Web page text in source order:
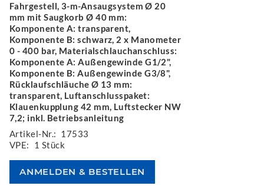
Fahrgestell, 3-m-Ansaugsystem Ø 20
mm mit Saugkorb Ø 40 mm:
Komponente A: transparent,
Komponente B: schwarz, 2 x Manometer
0 - 400 bar, Materialschlauchanschluss:
Komponente A: Außengewinde G1/2",
Komponente B: Außengewinde G3/8",
Rücklaufschläuche Ø 13 mm:
transparent, Luftanschlusspaket:
Klauenkupplung 42 mm, Luftstecker NW
7,2; inkl. Betriebsanleitung
Artikel-Nr.: 17533
VPE:
1 Stück